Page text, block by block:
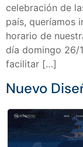
celebración de
país, queríamos
horario de
día domingo 26/
facilitar […]
Nuevo